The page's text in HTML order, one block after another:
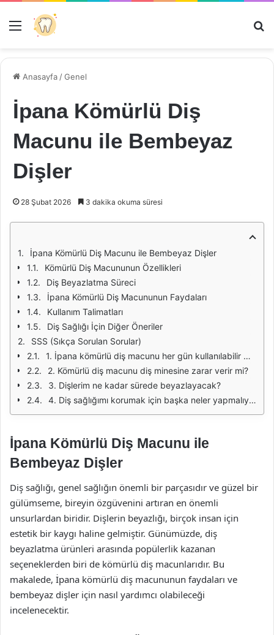
Menü
Anasayfa /Genel
İpana Kömürlü Diş
Macunu ile Bembeyaz
Dişler
28 Şubat 2026 3 dakika okuma süresi
İpana Kömürlü Diş Macunu ile Bembeyaz Dişler
Kömürlü Diş Macununun Özellikleri
Diş Beyazlatma Süreci
İpana Kömürlü Diş Macununun Faydaları
Kullanım Talimatları
Diş Sağlığı İçin Diğer Öneriler
SSS (Sıkça Sorulan Sorular)
1. İpana kömürlü diş macunu her gün kullanılabilir mi?
2. Kömürlü diş macunu diş minesine zarar verir mi?
3. Dişlerim ne kadar sürede beyazlayacak?
4. Diş sağlığımı korumak için başka neler yapmalıyım?
İpana Kömürlü Diş Macunu ile
Bembeyaz Dişler
Diş sağlığı, genel sağlığın önemli bir parçasıdır ve güzel bir
gülümseme, bireyin özgüvenini artıran en önemli
unsurlardan biridir. Dişlerin beyazlığı, birçok insan için
estetik bir kaygı haline gelmiştir. Günümüzde, diş
beyazlatma ürünleri arasında popülerlik kazanan
seçeneklerden biri de kömürlü diş macunlarıdır. Bu
makalede, İpana kömürlü diş macununun faydaları ve
bembeyaz dişler için nasıl yardımcı olabileceği
incelenecektir.